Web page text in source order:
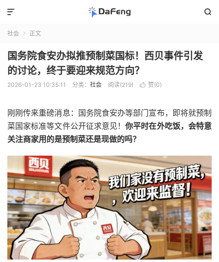


社会  正文
国务院食安办拟推预制菜国标！西贝事件引发
的讨论，终于要迎来规范方向？
2026-01-23 10:35:11 分类： 社会 阅读(219)  赞(0)
刚刚传来重磅消息：国务院食安办等部门宣布，即将就预制
菜国家标准等文件公开征求意见！你平时在外吃饭，会特意
关注商家用的是预制菜还是现做的吗？